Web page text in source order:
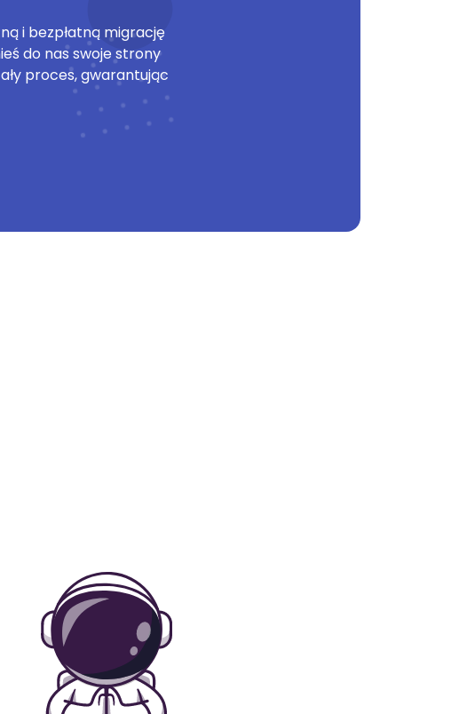
i bezpłatną migrację
do nas swoje strony
proces, gwarantując